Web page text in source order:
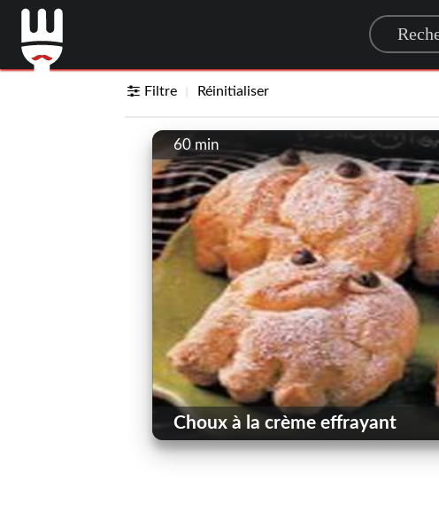
Filtre Réinitialiser
60 min
Choux à la crème effrayant